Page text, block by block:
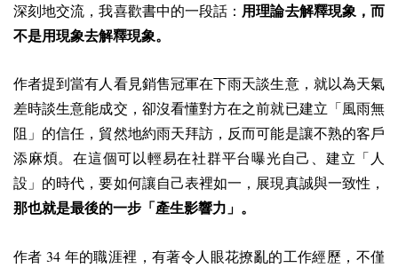
深刻地交流，我喜歡書中的一段話： 用理論去解釋現象，而
不是用現象去解釋現象。
作者提到當有人看見銷售冠軍在下雨天談生意，就以為天氣
差時談生意能成交，卻沒看懂對方在之前就已建立「風雨無
阻」的信任，貿然地約雨天拜訪，反而可能是讓不熟的客戶
添麻煩。在這個可以輕易在社群平台曝光自己、建立「人
設」的時代，要如何讓自己表裡如一，展現真誠與一致性，
那也就是最後的一步「產生影響力」。
作者34 年的職涯裡，有著令人眼花撩亂的工作經歷，不僅